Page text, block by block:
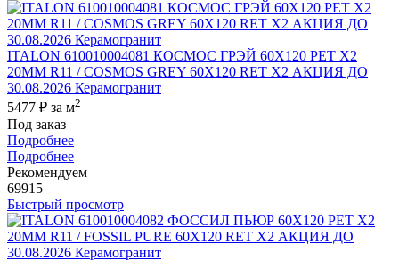
ITALON 610010004081 КОСМОС ГРЭЙ 60X120 РЕТ Х2
20MM R11 / COSMOS GREY 60X120 RET X2 АКЦИЯ ДО
30.08.2026 Керамогранит
5477 ₽ за м2
Под заказ
Подробнее
Подробнее
Рекомендуем
69915
Быстрый просмотр